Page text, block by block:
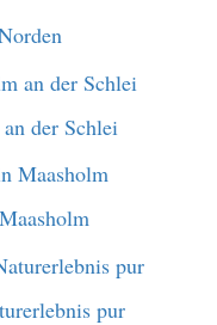
der Schlei
pur